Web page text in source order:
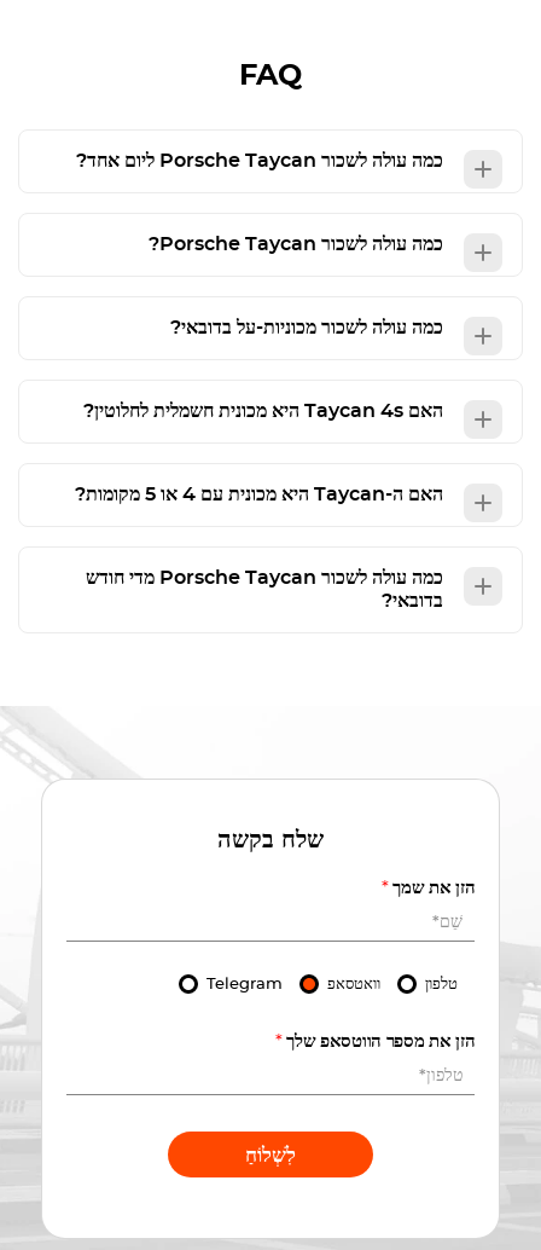
FAQ
כמה עולה לשכור Porsche Taycan ליום אחד?
כמה עולה לשכור Porsche Taycan
?
כמה עולה לשכור מכוניות-על בדובאי?
האם Taycan 4s היא מכונית חשמלית לחלוטין?
האם ה-Taycan היא מכונית עם 4 או 5 מקומות?
כמה עולה לשכור Porsche Taycan מדי חודש
בדובאי?
שלח בקשה
הזן את שמך*
טלפון וואטסאפ Telegram
הזן את מספר הווטסאפ שלך*
לִשְׁלוֹחַ